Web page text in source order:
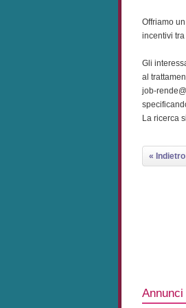
Offriamo
incentivi
Gli
al
job-
La ricerca
« Indietro